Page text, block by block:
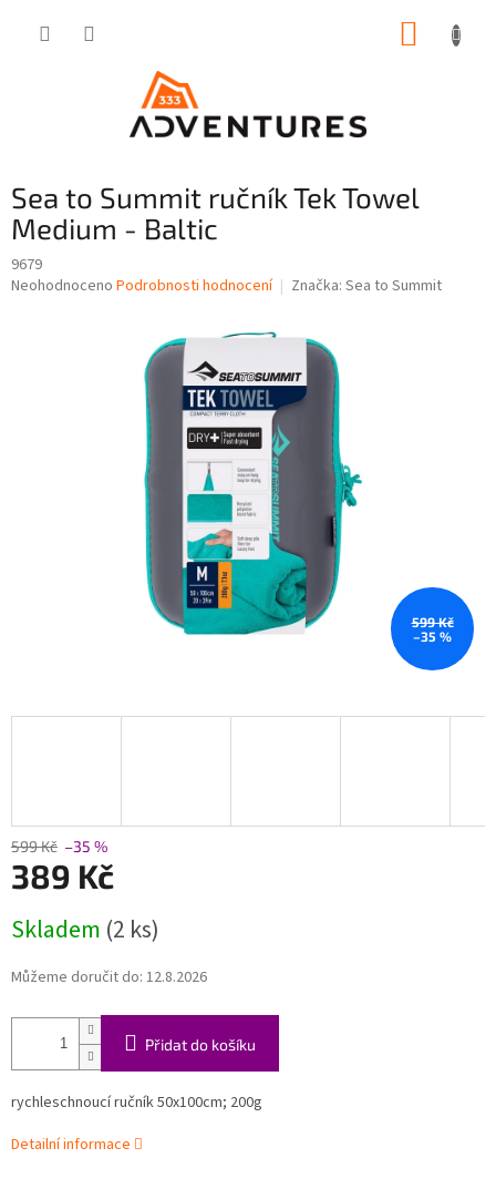
Sea to Summit ručník Tek Towel
Medium - Baltic
9679
Průměrné
Neohodnoceno Podrobnosti hodnocení Značka: Sea to Summit
599 Kč
–35 %
599 Kč –35 %
389 Kč
cena:
Skladem (2 ks)
Můžeme doručit do: 12.8.2026
Přidat do košíku
rychleschnoucí ručník50x100cm; 200g
Detailní informace